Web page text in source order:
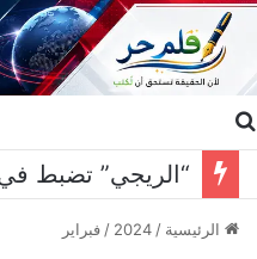
الرئيسية /
2024
/ فبراير